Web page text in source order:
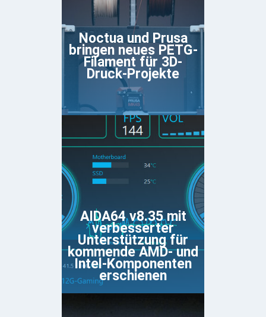
Noctua und Prusa
bringen neues PETG-
Filament für 3D-
Druck-Projekte
AIDA64 v8.35 mit
verbesserter
Unterstützung für
kommende AMD- und
Intel-Komponenten
erschienen